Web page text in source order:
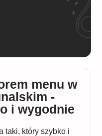
menu w
-
i wygodnie
taki, który szybko i